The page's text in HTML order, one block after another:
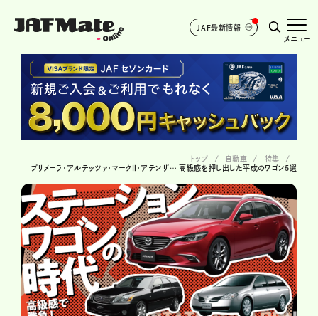
JAF最新情報
メニュー
トップ 自動車
特集
プリメーラ・アルテッツァ・マークⅡ・アテンザ… 高級感を押し出した平成のワゴン5選